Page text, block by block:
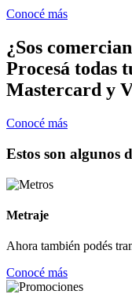
Conocé más
¿Sos
Procesá todas
Mastercard y
Conocé más
Estos son algunos
Metraje
Ahora también podés
Conocé más